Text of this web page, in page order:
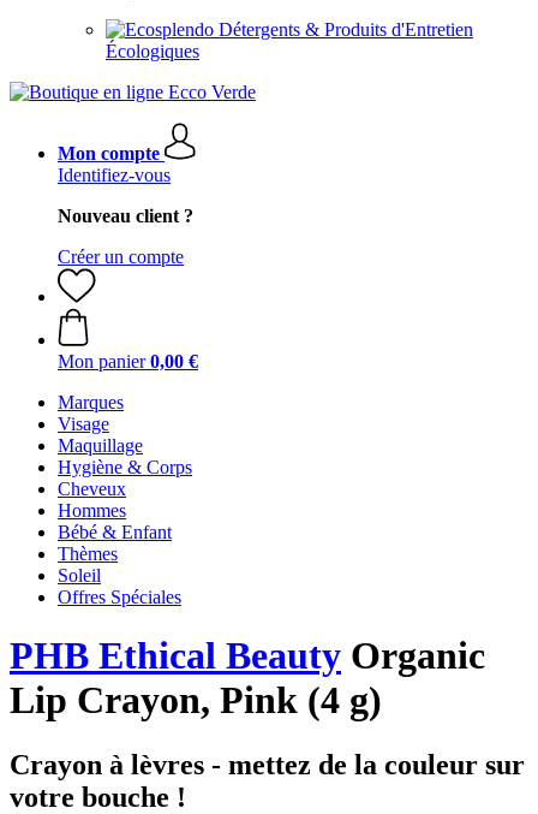
Détergents & Produits d'Entretien
Écologiques
Mon compte
Identifiez-vous
Nouveau client ?
Créer un compte
Mon panier 0,00 €
Marques
Visage
Maquillage
Hygiène & Corps
Cheveux
Hommes
Bébé & Enfant
Thèmes
Soleil
Offres Spéciales
PHB Ethical Beauty Organic
Lip Crayon, Pink (4 g)
Crayon à lèvres - mettez de la couleur sur
votre bouche !